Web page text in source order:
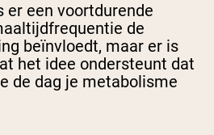
er een voortdurende
de
beïnvloedt, maar er is
het idee ondersteunt dat
de dag je metabolisme